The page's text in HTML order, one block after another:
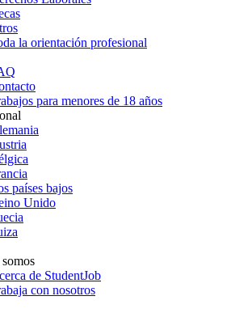
la orientación profesional
para menores de 18 años
países bajos
Unido
de StudentJob
con nosotros